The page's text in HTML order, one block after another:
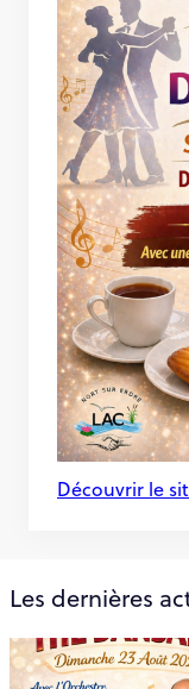
Découvrir le
Les dernières